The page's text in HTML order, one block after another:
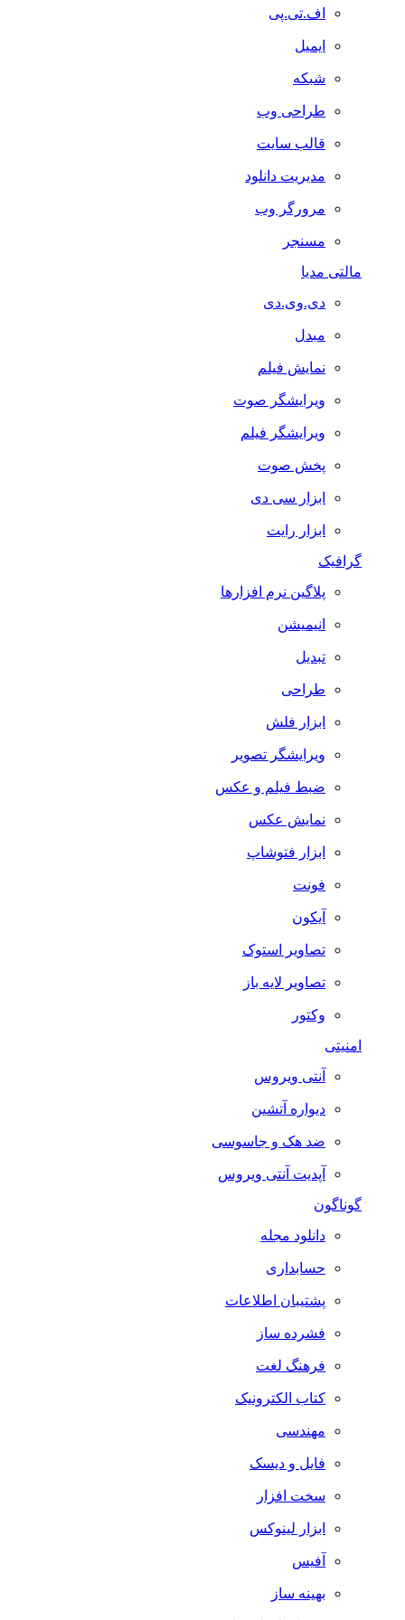
اف.تی.پی
ایمیل
شبکه
طراحی وب
قالب سایت
مدیریت دانلود
مرورگر وب
مسنجر
مالتی مدیا
دی.وی.دی
مبدل
نمایش فیلم
ویرایشگر صوت
ویرایشگر فیلم
پخش صوت
ابزار سی دی
ابزار رایت
گرافیک
پلاگین نرم افزارها
انیمیشن
تبدیل
طراحی
ابزار فلش
ویرایشگر تصویر
ضبط فيلم و عكس
نمایش عکس
ابزار فتوشاپ
فونت
آیکون
تصاویر استوک
تصاویر لایه باز
وکتور
امنیتی
آنتی ویروس
دیواره آتشین
ضد هک و جاسوسی
آپدیت آنتی ویروس
گوناگون
دانلود مجله
حسابداری
پشتیبان اطلاعات
فشرده ساز
فرهنگ لغت
کتاب الکترونیک
مهندسی
فایل و دیسک
سخت افزار
ابزار لینوکس
آفیس
بهینه ساز